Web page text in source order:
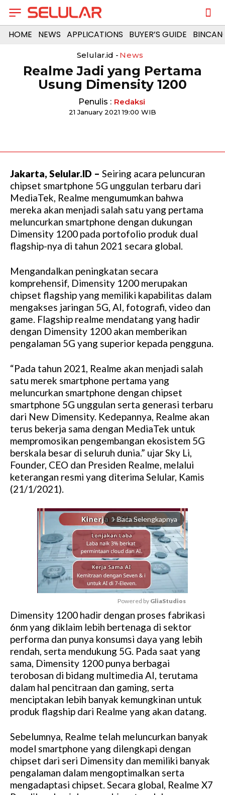
HOME NEWS APPLICATIONS BUYER’S GUIDE
Selular.id - News
Realme Jadi yang Pertama
Usung Dimensity 1200
Penulis : Redaksi
21 January 2021 19:00 WIB
Jakarta, Selular.ID – Seiring acara peluncuran
chipset smartphone 5G unggulan terbaru dari
MediaTek, Realme mengumumkan bahwa
mereka akan menjadi salah satu yang pertama
meluncurkan smartphone dengan dukungan
Dimensity 1200 pada portofolio produk dual
flagship-nya di tahun 2021 secara global.
Mengandalkan peningkatan secara
komprehensif, Dimensity 1200 merupakan
chipset flagship yang memiliki kapabilitas dalam
mengakses jaringan 5G, AI, fotografi, video dan
game. Flagship realme mendatang yang hadir
dengan Dimensity 1200 akan memberikan
pengalaman 5G yang superior kepada pengguna.
“Pada tahun 2021, Realme akan menjadi salah
satu merek smartphone pertama yang
meluncurkan smartphone dengan chipset
smartphone 5G unggulan serta generasi terbaru
dari New Dimensity. Kedepannya, Realme akan
terus bekerja sama dengan MediaTek untuk
mempromosikan pengembangan ekosistem 5G
berskala besar di seluruh dunia.” ujar Sky Li,
Founder, CEO dan Presiden Realme, melalui
keterangan resmi yang diterima Selular, Kamis
(21/1/2021).
arrow_forward_ios Baca Selengkapnya
M
u
t
e
Powered by GliaStudios
Dimensity 1200 hadir dengan proses fabrikasi
6nm yang diklaim lebih bertenaga di sektor
performa dan punya konsumsi daya yang lebih
rendah, serta mendukung 5G. Pada saat yang
sama, Dimensity 1200 punya berbagai
terobosan di bidang multimedia AI, terutama
dalam hal pencitraan dan gaming, serta
menciptakan lebih banyak kemungkinan untuk
produk flagship dari Realme yang akan datang.
Sebelumnya, Realme telah meluncurkan banyak
model smartphone yang dilengkapi dengan
chipset dari seri Dimensity dan memiliki banyak
pengalaman dalam mengoptimalkan serta
mengadaptasi chipset. Secara global, Realme X7